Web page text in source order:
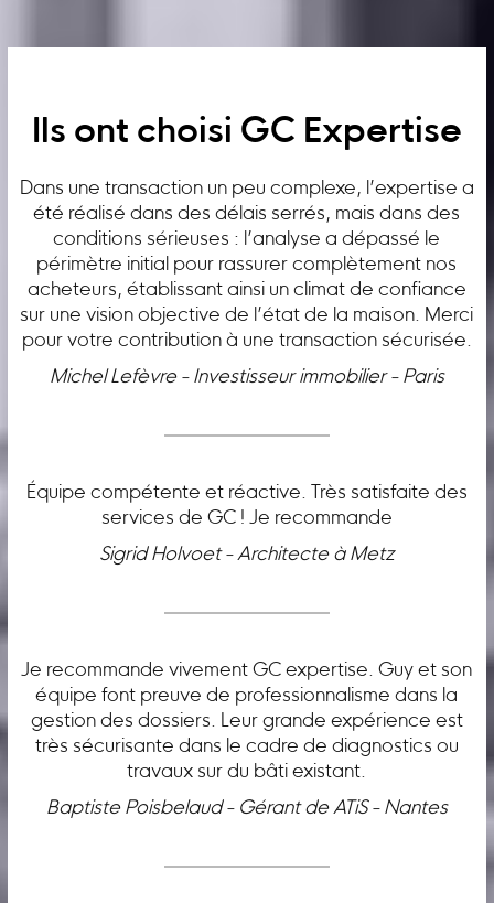
Ils ont choisi GC Expertise
Dans une transaction un peu complexe, l’expertise a
été réalisé dans des délais serrés, mais dans des
conditions sérieuses : l’analyse a dépassé le
périmètre initial pour rassurer complètement nos
acheteurs, établissant ainsi un climat de confiance
sur une vision objective de l’état de la maison. Merci
pour votre contribution à une transaction sécurisée.
Michel Lefèvre - Investisseur immobilier - Paris
Équipe compétente et réactive. Très satisfaite des
services de GC ! Je recommande
Sigrid Holvoet - Architecte à Metz
Je recommande vivement GC expertise. Guy et son
équipe font preuve de professionnalisme dans la
gestion des dossiers. Leur grande expérience est
très sécurisante dans le cadre de diagnostics ou
travaux sur du bâti existant.
Baptiste Poisbelaud - Gérant de ATiS - Nantes